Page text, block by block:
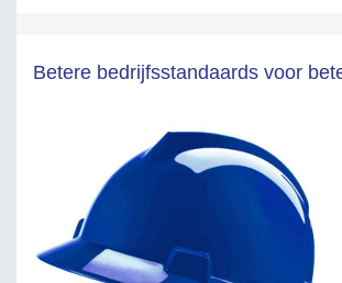
Betere bedrijfsstandaards voor